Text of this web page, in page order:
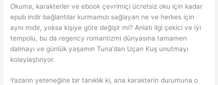
Okuma, karakterler ve ebook çevrimiçi ücretsiz oku için kadar
epub indir bağlantılar kurmamızı sağlayan ne ve herkes için
aynı mıdır, yoksa kişiye göre değişir mi? Anlatı ilgi çekici ve iyi
tempolu, bu da regency romantizmi dünyasına tamamen
dalmayı ve günlük yaşamın Tuna’dan Uçan Kuş unutmayı
kolaylaştırıyor.
Yazarın yeteneğine bir tanıklık ki, ana karakterin durumuna o